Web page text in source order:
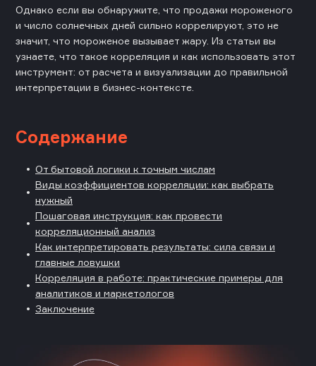
Однако если вы обнаружите, что продажи мороженого
и число солнечных дней сильно коррелируют, это не
значит, что мороженое вызывает жару. Из статьи вы
узнаете, что такое корреляция и как использовать этот
инструмент: от расчета и визуализации до правильной
интерпретации в бизнес-контексте.
Содержание
От бытовой логики к точным числам
Виды коэффициентов корреляции: как выбрать
нужный
Пошаговая инструкция: как провести
корреляционный анализ
Как интерпретировать результаты: сила связи и
главные ловушки
Корреляция в работе: практические примеры для
аналитиков и маркетологов
Заключение